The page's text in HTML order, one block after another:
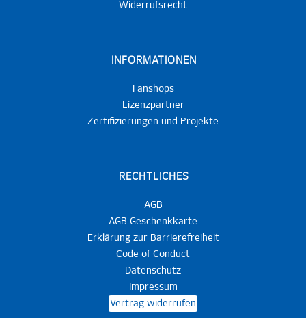
Widerrufsrecht
INFORMATIONEN
Fanshops
Lizenzpartner
Zertifizierungen und Projekte
RECHTLICHES
AGB
AGB Geschenkkarte
Erklärung zur Barrierefreiheit
Code of Conduct
Datenschutz
Impressum
Vertrag widerrufen